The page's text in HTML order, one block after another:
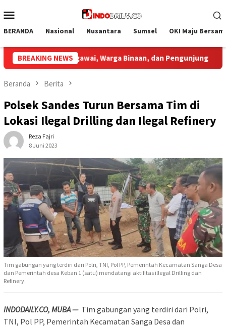
ke
Mobile
BERANDA Nasional Nusantara Sumsel OKI Maju
BREAKING NEWSBupati Muba Sambut Aspirasi Santun Gabungan
Beranda Berita
Polsek Sandes Turun Bersama Tim di
Lokasi Ilegal Drilling dan Ilegal Refinery
Reza Fajri
8 Juni 2023
Tim gabungan yang terdiri dari Polri, TNI, Pol PP, Pemerintah Kecamatan Sanga Desa
dan Pemerintah desa Keban 1 (satu) mendatangi aktifitas illegal Drilling dan
Refinery.
INDODAILY.CO, MUBA — Tim gabungan yang terdiri dari Polri,
TNI, Pol PP, Pemerintah Kecamatan Sanga Desa dan